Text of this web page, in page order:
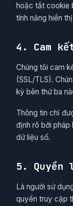
hoặc tắt cookie
tính năng hiển
4. Cam
Chúng tôi cam
(SSL/TLS).
kỳ bên thứ ba
Thông tin chỉ
định rõ bởi pháp
dữ liệu số.
5.
Là người sử
quyền truy cập